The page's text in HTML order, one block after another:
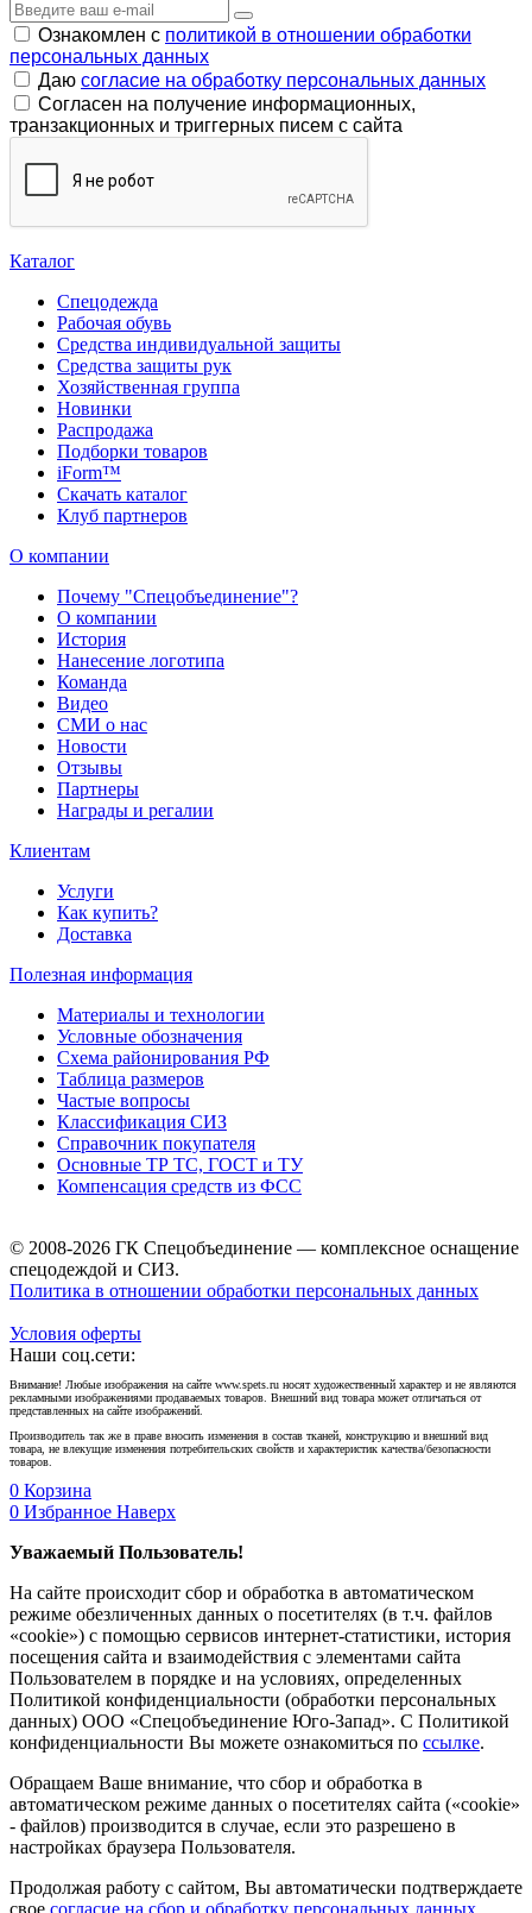
Ознакомлен с политикой в отношении обработки
персональных данных
Даю согласие на обработку персональных данных
Согласен на получение информационных,
транзакционных и триггерных писем с сайта
Каталог
Спецодежда
Рабочая обувь
Средства индивидуальной защиты
Средства защиты рук
Хозяйственная группа
Новинки
Распродажа
Подборки товаров
iForm™
Скачать каталог
Клуб партнеров
О компании
Почему "Спецобъединение"?
О компании
История
Нанесение логотипа
Команда
Видео
СМИ о нас
Новости
Отзывы
Партнеры
Награды и регалии
Клиентам
Услуги
Как купить?
Доставка
Полезная информация
Материалы и технологии
Условные обозначения
Схема районирования РФ
Таблица размеров
Частые вопросы
Классификация СИЗ
Справочник покупателя
Основные ТР ТС, ГОСТ и ТУ
Компенсация средств из ФСС
© 2008-2026 ГК Спецобъединение — комплексное оснащение
спецодеждой и СИЗ.
Политика в отношении обработки персональных данных
Условия оферты
Наши соц.сети:
Внимание! Любые изображения на сайте www.spets.ru носят художественный характер и не являются
рекламными изображениями продаваемых товаров. Внешний вид товара может отличаться от
представленных на сайте изображений.
Производитель так же в праве вносить изменения в состав тканей, конструкцию и внешний вид
товара, не влекущие изменения потребительских свойств и характеристик качества/безопасности
товаров.
0 Корзина
0 Избранное Наверх
Уважаемый Пользователь!
На сайте происходит сбор и обработка в автоматическом
режиме обезличенных данных о посетителях (в т.ч. файлов
«cookie») с помощью сервисов интернет-статистики, история
посещения сайта и взаимодействия с элементами сайта
Пользователем в порядке и на условиях, определенных
Политикой конфиденциальности (обработки персональных
данных) ООО «Спецобъединение Юго-Запад». С Политикой
конфиденциальности Вы можете ознакомиться по ссылке.
Обращаем Ваше внимание, что сбор и обработка в
автоматическом режиме данных о посетителях сайта («cookie»
- файлов) производится в случае, если это разрешено в
настройках браузера Пользователя.
Продолжая работу с сайтом, Вы автоматически подтверждаете
свое согласие на сбор и обработку персональных данных